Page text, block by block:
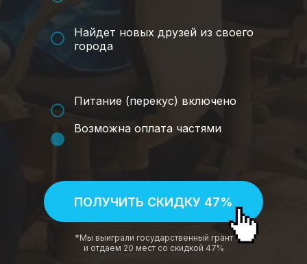
Найдет новых друзей из своего
города
Питание (перекус) включено
Возможна оплата частями
ПОЛУЧИТЬ СКИДКУ 47%
*Мы выиграли государственный грант
и отдаем 20 мест со скидкой 47%